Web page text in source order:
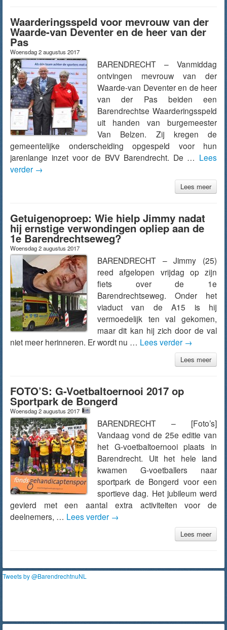
Waarderingsspeld voor mevrouw van der
Waarde-van Deventer en de heer van der
Pas
Woensdag 2 augustus 2017
BARENDRECHT – Vanmiddag
ontvingen mevrouw van der
Waarde-van Deventer en de heer
van der Pas beiden een
Barendrechtse Waarderingsspeld
uit handen van burgemeester
Van Belzen. Zij kregen de
gemeentelijke onderscheiding opgespeld voor hun
jarenlange inzet voor de BVV Barendrecht. De … Lees
verder →
Lees meer
Getuigenoproep: Wie hielp Jimmy nadat
hij ernstige verwondingen opliep aan de
1e Barendrechtseweg?
Woensdag 2 augustus 2017
BARENDRECHT – Jimmy (25)
reed afgelopen vrijdag op zijn
fiets over de 1e
Barendrechtseweg. Onder het
viaduct van de A15 is hij
vermoedelijk ten val gekomen,
maar dit kan hij zich door de val
niet meer herinneren. Er wordt nu … Lees verder →
Lees meer
FOTO’S: G-Voetbaltoernooi 2017 op
Sportpark de Bongerd
Woensdag 2 augustus 2017
BARENDRECHT – [Foto’s]
Vandaag vond de 25e editie van
het G-voetbaltoernooi plaats in
Barendrecht. Uit het hele land
kwamen G-voetballers naar
sportpark de Bongerd voor een
sportieve dag. Het jubileum werd
gevierd met een aantal extra activiteiten voor de
deelnemers, … Lees verder →
Lees meer
Tweets by @BarendrechtnuNL